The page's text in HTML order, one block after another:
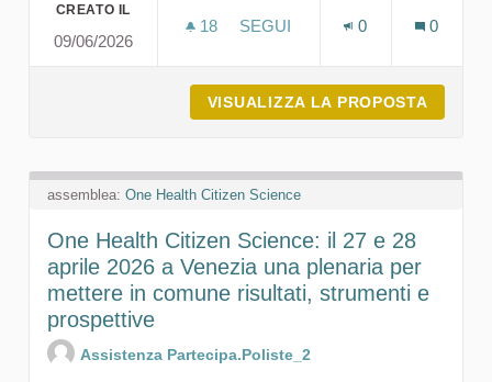
CREATO IL
09/06/2026
18 18 SOSTENITORI
SEGUI
0 0
VISUALIZZA LA PROPOSTA
assemblea: One Health Citizen Science
One Health Citizen Science: il 27 e 28
aprile 2026 a Venezia una plenaria per
mettere in comune risultati, strumenti e
prospettive
Assistenza Partecipa.Poliste_2